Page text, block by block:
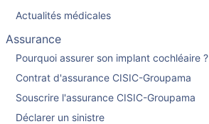
Actualités médicales
Assurance
Pourquoi assurer son implant cochléaire ?
Contrat d'assurance CISIC-Groupama
Souscrire l'assurance CISIC-Groupama
Déclarer un sinistre